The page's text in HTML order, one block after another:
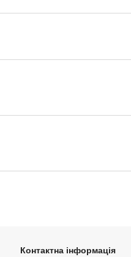
Контактна інформація